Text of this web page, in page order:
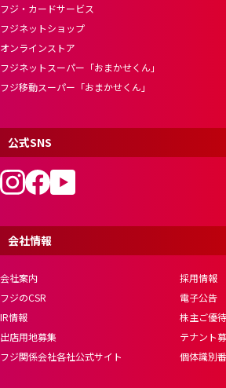
フジ・カードサービス
フジネットショップ
オンラインストア
フジネットスーパー「おまかせくん」
フジ移動スーパー「おまかせくん」
公式SNS
会社情報
会社案内
採用情報
フジのCSR
電子公告
IR情報
株主ご優
出店用地募集
テナント
フジ関係会社各社公式サイト
個体識別